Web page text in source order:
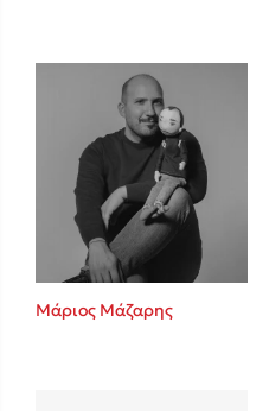
Ιωάννης
Ένας
Πάνω,
Μάριος Μάζαρης